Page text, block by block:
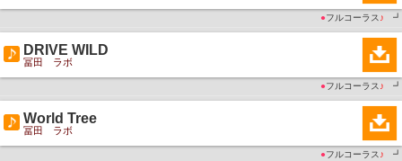
●フルコーラス ♪ ┛
DRIVE WILD
冨田 ラボ
●フルコーラス ♪ ┛
World Tree
冨田 ラボ
●フルコーラス ♪ ┛